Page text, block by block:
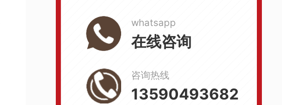
whatsapp
在线咨询
咨询热线
13590493682